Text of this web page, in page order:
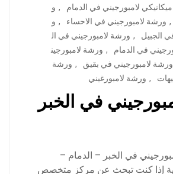
ميكانيكي لامبورجيني في الدمام , و
, ورشة لامبورجيني في الاحساء , و
الجبيل
, ورشة لامبورجيني في ال
في الدمام , ورشة لامبورجين
ورشة لامبورجيني في بقيق , ورشة
, ورشة لامبورغيني
في الخبر
في الخبر – الدمام –
إذا كنت تبحث عن مركز متخصص